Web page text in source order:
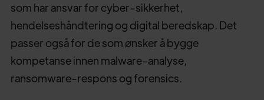
som har ansvar for cyber-sikkerhet,
hendelseshåndtering og digital beredskap. Det
passer også for de som ønsker å bygge
kompetanse innen malware-analyse,
ransomware-respons og forensics.